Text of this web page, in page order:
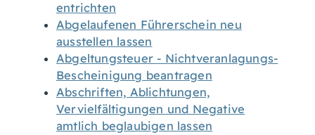
entrichten
Abgelaufenen Führerschein neu
ausstellen lassen
Abgeltungsteuer - Nichtveranlagungs-
Bescheinigung beantragen
Abschriften, Ablichtungen,
Vervielfältigungen und Negative
amtlich beglaubigen lassen